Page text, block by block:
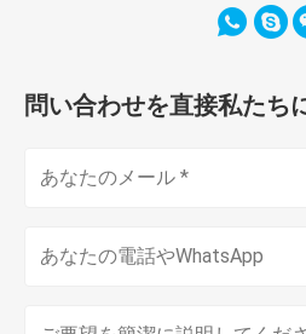
問い合わせを直接私たち